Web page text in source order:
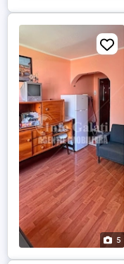
5